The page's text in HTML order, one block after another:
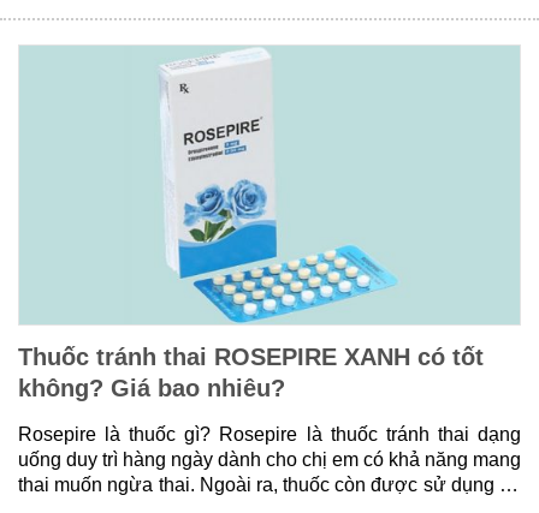
Thuốc tránh thai ROSEPIRE XANH có tốt
không? Giá bao nhiêu?
Rosepire là thuốc gì? Rosepire là thuốc tránh thai dạng
uống duy trì hàng ngày dành cho chị em có khả năng mang
thai muốn ngừa thai. Ngoài ra, thuốc còn được sử dụng để